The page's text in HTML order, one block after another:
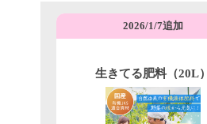
2026/1/7追加
生きてる肥料（20L）